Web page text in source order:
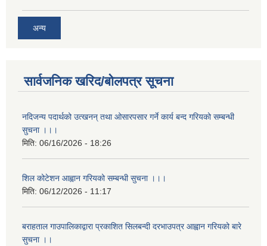
अन्य
सार्वजनिक खरिद/बोलपत्र सूचना
नदिजन्य पदार्थको उत्खनन् तथा ओसारपसार गर्ने कार्य बन्द गरियको सम्बन्धी
सुचना ।।।
मिति: 06/16/2026 - 18:26
शिल कोटेशन आह्वान गरियको सम्बन्धी सुचना ।।।
मिति: 06/12/2026 - 11:17
बराहताल गाउपालिकाद्वारा प्रकाशित सिलबन्दी दरभाउपत्र आह्वान गरियको बारे
सुचना ।।